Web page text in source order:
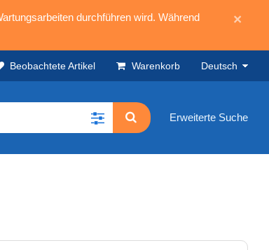
durchführen wird. Während
×
Beobachtete Artikel Warenkorb Deutsch
Erweiterte Suche